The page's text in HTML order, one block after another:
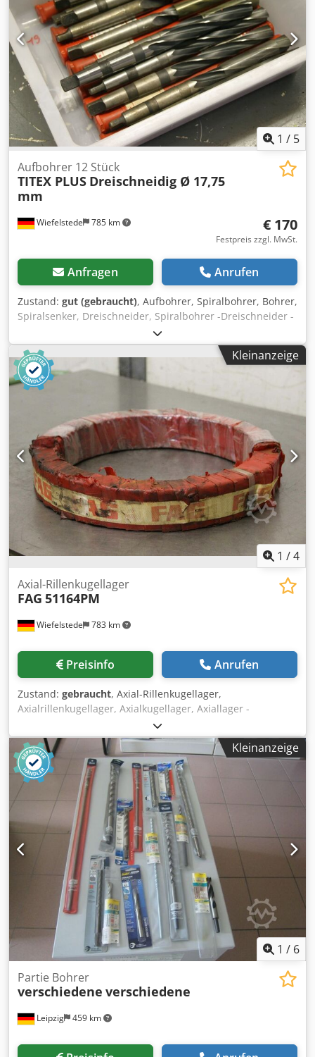
1 / 5
Wiefelstede 785 km
Aufbohrer 12 Stück
TITEX PLUS Dreischneidig Ø 17,75
mm
€ 170
Festpreis zzgl. MwSt.
Anfragen Anrufen
Zustand: gut (gebraucht), Aufbohrer, Spiralbohrer, Bohrer,
Spiralsenker, Dreischneider, Spiralbohrer -Dreischneider -
Durchmesser: 17,75 mm -nutzbare Länge: 150 mm -
Aufnahme: MK2 Dkodpjb A Rb Hefx Agfsr -Typ: HSSE -
Anzahl: 19 Stück -Verkauf: nur komplett -Gewicht: 6 kg
Kleinanzeige
1 /4
Wiefelstede 783 km
Axial-Rillenkugellager
FAG 51164PM
Preisinfo Anrufen
Zustand: gebraucht, Axial-Rillenkugellager,
Axialrillenkugellager, Axialkugellager, Axiallager -
Hersteller: FAG, Axialrillenkugellager 51164PM, OVP -
Aussendurchmesser: 400 mm -Abmessung: Ø 400 x 65 mm
Dkodjf S Nclepfx Agfer -Gewicht: 18,4 kg
Kleinanzeige
1 / 6
Leipzig 459 km
Partie Bohrer
verschiedene verschiedene